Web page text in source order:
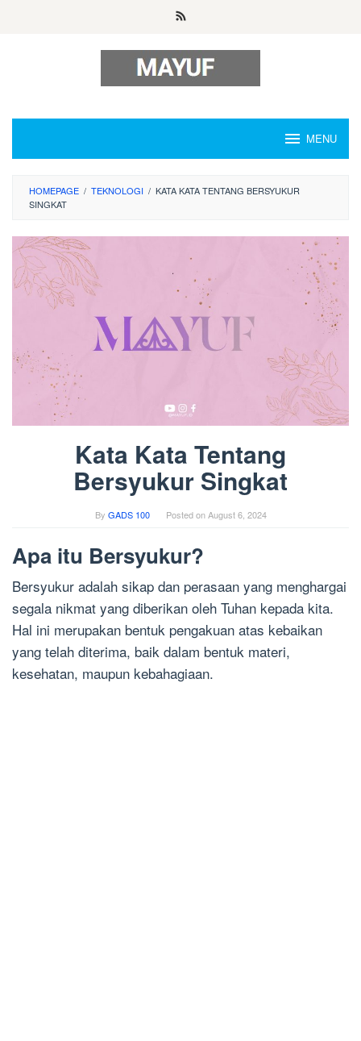
MENU
HOMEPAGE / TEKNOLOGI / KATA KATA TENTANG BERSYUKUR
SINGKAT
Kata Kata Tentang
Bersyukur Singkat
By GADS 100 Posted onAugust 6, 2024
Apa itu Bersyukur?
Bersyukur adalah sikap dan perasaan yang menghargai
segala nikmat yang diberikan oleh Tuhan kepada kita.
Hal ini merupakan bentuk pengakuan atas kebaikan
yang telah diterima, baik dalam bentuk materi,
kesehatan, maupun kebahagiaan.